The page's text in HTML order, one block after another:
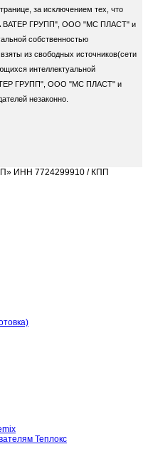
за исключением тех, что
ВАТЕР ГРУПП", ООО "МС ПЛАСТ" и
собственностью
из свободных источников(сети
интеллектуальной
ГРУПП", ООО "МС ПЛАСТ" и
незаконно.
ИНН 7724299910 / КПП
Теплокс